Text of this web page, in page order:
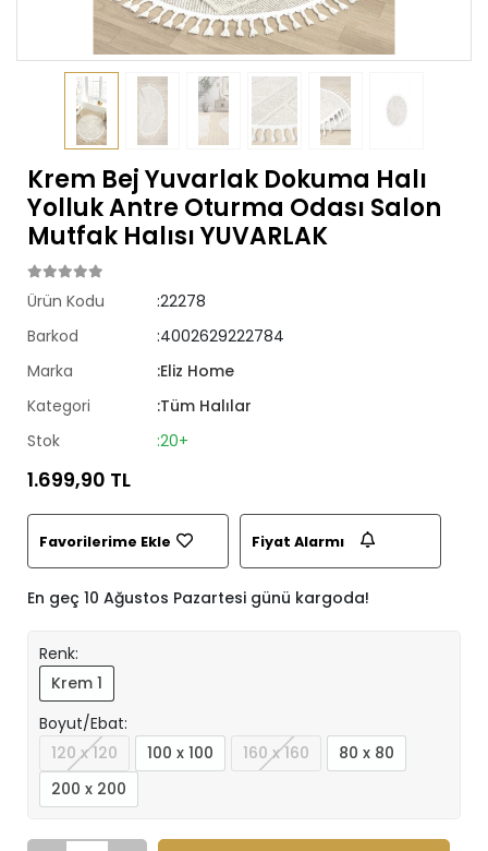
Krem Bej Yuvarlak Dokuma Halı
Yolluk Antre Oturma Odası Salon
Mutfak Halısı YUVARLAK
Ürün Kodu
:22278
Barkod
:4002629222784
Marka
:Eliz Home
Kategori
:Tüm Halılar
Stok
:20+
1.699,90 TL
Favorilerime Ekle Fiyat Alarmı
En geç 10 Ağustos Pazartesi günü kargoda!
Renk:
Krem 1
Boyut/Ebat:
120 x 120
100 x 100 160 x 160
80 x 80
200 x 200